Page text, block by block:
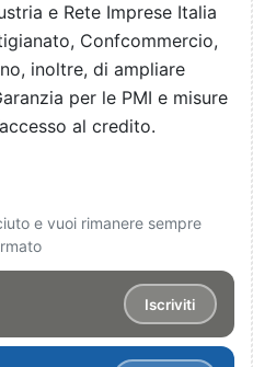
e Rete Imprese Italia
Confcommercio,
inoltre, di ampliare
per le PMI e misure
al credito.
e vuoi rimanere sempre
Iscriviti